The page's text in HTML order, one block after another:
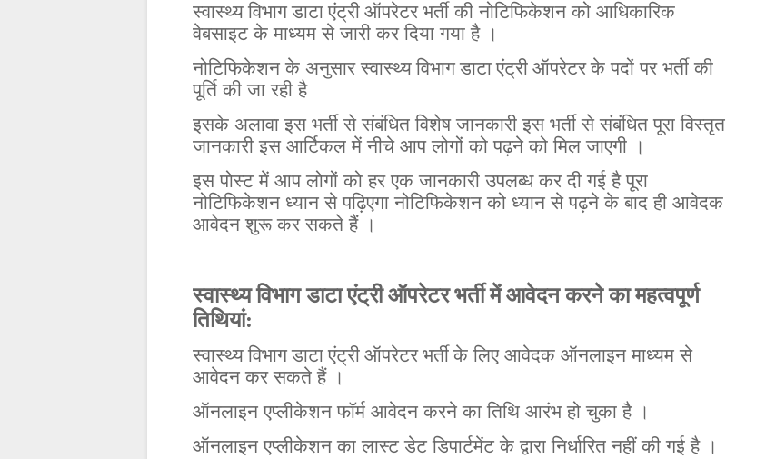
स्वास्थ्य विभाग डाटा एंट्री ऑपरेटर भर्ती की नोटिफिकेशन को आधिकारिक
वेबसाइट के माध्यम से जारी कर दिया गया है ।
नोटिफिकेशन के अनुसार स्वास्थ्य विभाग डाटा एंट्री ऑपरेटर के पदों पर भर्ती की
पूर्ति की जा रही है
इसके अलावा इस भर्ती से संबंधित विशेष जानकारी इस भर्ती से संबंधित पूरा विस्तृत
जानकारी इस आर्टिकल में नीचे आप लोगों को पढ़ने को मिल जाएगी ।
इस पोस्ट में आप लोगों को हर एक जानकारी उपलब्ध कर दी गई है पूरा
नोटिफिकेशन ध्यान से पढ़िएगा नोटिफिकेशन को ध्यान से पढ़ने के बाद ही आवेदक
आवेदन शुरू कर सकते हैं ।
स्वास्थ्य विभाग डाटा एंट्री ऑपरेटर भर्ती में आवेदन करने का महत्वपूर्ण
तिथियां:
स्वास्थ्य विभाग डाटा एंट्री ऑपरेटर भर्ती के लिए आवेदक ऑनलाइन माध्यम से
आवेदन कर सकते हैं ।
ऑनलाइन एप्लीकेशन फॉर्म आवेदन करने का तिथि आरंभ हो चुका है ।
ऑनलाइन एप्लीकेशन का लास्ट डेट डिपार्टमेंट के द्वारा निर्धारित नहीं की गई है ।